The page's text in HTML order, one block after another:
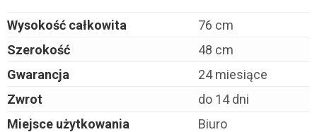
Wysokość całkowita
76 cm
Szerokość
48 cm
Gwarancja
24 miesiące
Zwrot
do 14 dni
Miejsce użytkowania
Biuro